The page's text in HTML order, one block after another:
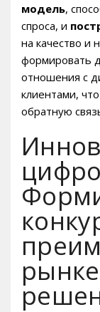
модель,
спроса, и
на качество и
формировать
отношения с
клиентами,
обратную